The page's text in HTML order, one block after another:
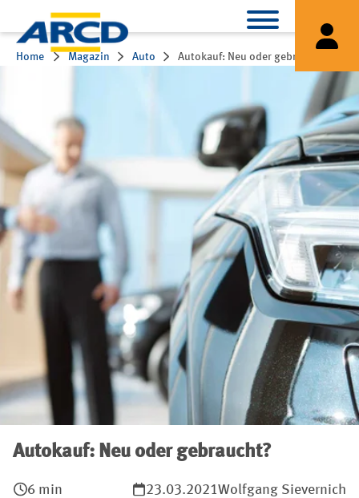
Home Magazin Auto Autokauf: Neu oder gebraucht?
Autokauf: Neu oder gebraucht?
6 min 23.03.2021Wolfgang Sievernich